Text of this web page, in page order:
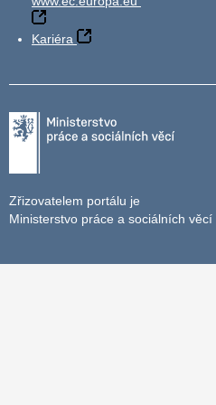
Kariéra
Zřizovatelem portálu je
Ministerstvo práce a sociálních věcí